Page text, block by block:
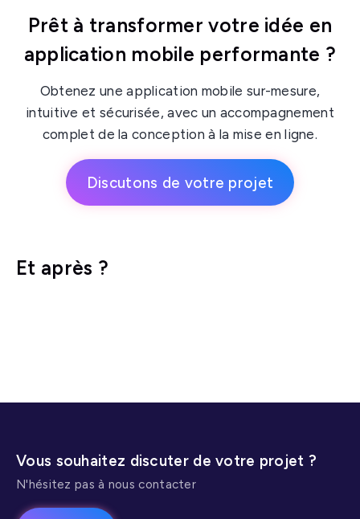
Prêt à transformer votre idée en
application mobile performante ?
Obtenez une application mobile sur-mesure,
intuitive et sécurisée, avec un accompagnement
complet de la conception à la mise en ligne.
Discutons de votre projet
Et après ?
Vous souhaitez discuter de votre projet ?
N'hésitez pas à nous contacter